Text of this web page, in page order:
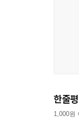
어느
하 많
한줄평
1,000원